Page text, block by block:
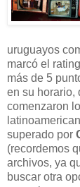
uruguayos
marcó el
más de 5
en su horario,
comenzaron
superado por
(recordemos
archivos, ya
buscar otra